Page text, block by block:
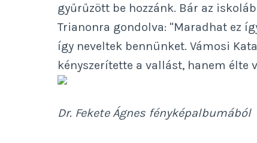
gyűrűzött be hozzánk. Bár az
Trianonra gondolva: "Maradhat ez
így neveltek bennünket. Vámosi
kényszerítette a vallást, hanem élte
Dr. Fekete Ágnes fényképalbumából